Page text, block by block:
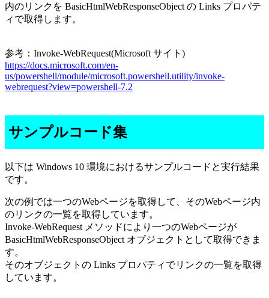
内のリンクを BasicHtmlWebResponseObject の Links プロパテ
ィで取得します。
参考：Invoke-WebRequest(Microsoft サイト)
https://docs.microsoft.com/en-
us/powershell/module/microsoft.powershell.utility/invoke-
webrequest?view=powershell-7.2
サンプルコード集
以下は Windows 10 環境におけるサンプルコードと実行結果
です。
次の例では一つのWebページを取得して、そのWebページ内
のリンクの一覧を取得しています。
Invoke-WebRequest メソッドにより一つのWebページが
BasicHtmlWebResponseObject オブジェクトとして取得できま
す。
そのオブジェクトの Links プロパティでリンクの一覧を取得
しています。